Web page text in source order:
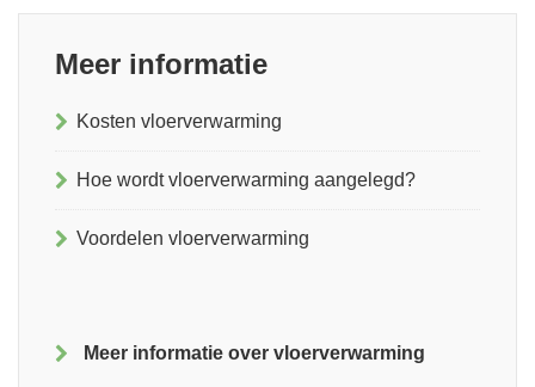
Meer informatie
Kosten vloerverwarming
Hoe wordt vloerverwarming aangelegd?
Voordelen vloerverwarming
Meer informatie over vloerverwarming